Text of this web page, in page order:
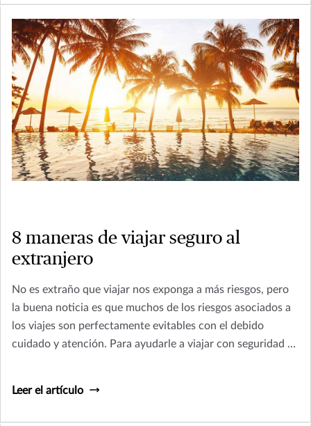
8 maneras de viajar seguro al
extranjero
No es extraño que viajar nos exponga a más riesgos, pero
la buena noticia es que muchos de los riesgos asociados a
los viajes son perfectamente evitables con el debido
cuidado y atención. Para ayudarle a viajar con seguridad y
Leer el artículo